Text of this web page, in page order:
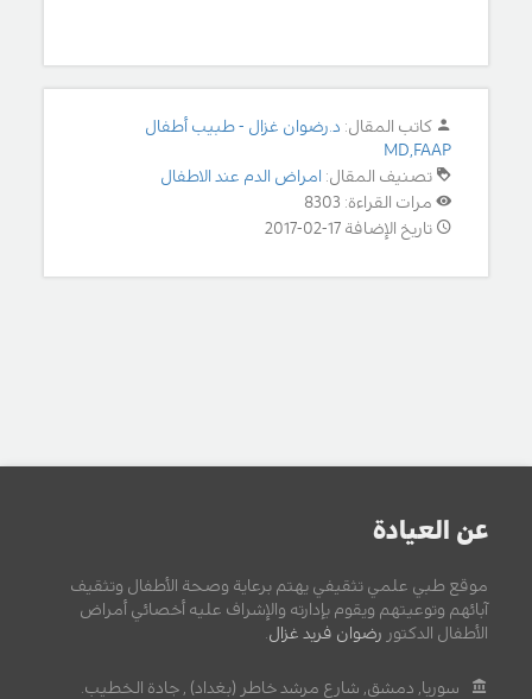
كاتب المقال: د.رضوان غزال - طبيب أطفال
MD,FAAP
تصنيف المقال: امراض الدم عند الاطفال
مرات القراءة: 8303
تاريخ الإضافة 17-02-2017
عن العيادة
موقع طبي علمي تثقيفي يهتم برعاية وصحة الأطفال وتثقيف
آبائهم وتوعيتهم ويقوم بإدارته والإشراف عليه أخصائي أمراض
الأطفال الدكتور رضوان فريد غزال.
سوريا, دمشق, شارع مرشد خاطر (بغداد) , جادة الخطيب.